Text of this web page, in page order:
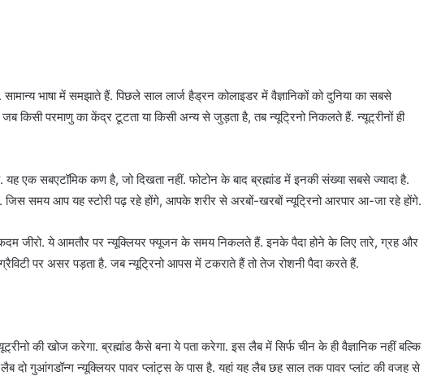
भाषा में समझाते हैं. पिछले साल लार्ज हैड्रन कोलाइडर में वैज्ञानिकों को दुनिया का सबसे
किसी परमाणु का केंद्र टूटता या किसी अन्य से जुड़ता है, तब न्यूट्रिनो निकलते हैं. न्यूट्रीनों ही
है. यह एक सबएटॉमिक कण है, जो दिखता नहीं. फोटोन के बाद ब्रह्मांड में इनकी संख्या सबसे ज्यादा है.
जिस समय आप यह स्टोरी पढ़ रहे होंगे, आपके शरीर से अरबों-खरबों न्यूट्रिनो आरपार आ-जा रहे होंगे.
जीरो. ये आमतौर पर न्यूक्लियर फ्यूजन के समय निकलते हैं. इनके पैदा होने के लिए तारे, ग्रह और
ग्रैविटी पर असर पड़ता है. जब न्यूट्रिनो आपस में टकराते हैं तो तेज रोशनी पैदा करते हैं.
की खोज करेगा. ब्रह्मांड कैसे बना ये पता करेगा. इस लैब में सिर्फ चीन के ही वैज्ञानिक नहीं बल्कि
दो गुआंगडॉन्ग न्यूक्लियर पावर प्लांट्स के पास है. यहां यह लैब छह साल तक पावर प्लांट की वजह से